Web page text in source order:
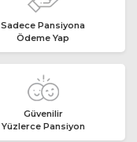
Sadece Pansiyona
Ödeme Yap
Güvenilir
Yüzlerce Pansiyon